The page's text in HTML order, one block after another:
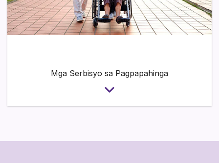
Mga Serbisyo sa Pagpapahinga